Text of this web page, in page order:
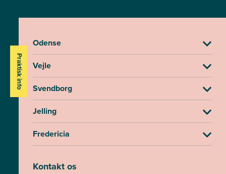
Praktisk info
Odense
Vejle
Svendborg
Jelling
Fredericia
Kontakt os